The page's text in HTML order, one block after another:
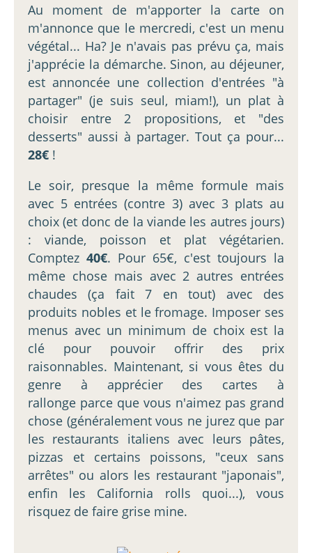
Au moment de m'apporter la carte on
m'annonce que le mercredi, c'est un menu
végétal... Ha? Je n'avais pas prévu ça, mais
j'apprécie la démarche. Sinon, au déjeuner,
est annoncée une collection d'entrées "à
partager" (je suis seul, miam!), un plat à
choisir entre 2 propositions, et "des
desserts" aussi à partager. Tout ça pour...
28€ !
Le soir, presque la même formule mais
avec 5 entrées (contre 3) avec 3 plats au
choix (et donc de la viande les autres jours)
: viande, poisson et plat végétarien.
Comptez 40€. Pour 65€, c'est toujours la
même chose mais avec 2 autres entrées
chaudes (ça fait 7 en tout) avec des
produits nobles et le fromage. Imposer ses
menus avec un minimum de choix est la
clé pour pouvoir offrir des prix
raisonnables. Maintenant, si vous êtes du
genre à apprécier des cartes à
rallonge parce que vous n'aimez pas grand
chose (généralement vous ne jurez que par
les restaurants italiens avec leurs pâtes,
pizzas et certains poissons, "ceux sans
arrêtes" ou alors les restaurant "japonais",
enfin les California rolls quoi...), vous
risquez de faire grise mine.